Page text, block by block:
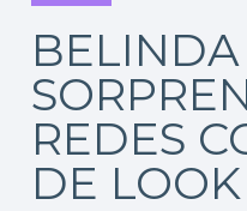
BELINDA
REDES
DE LOOK